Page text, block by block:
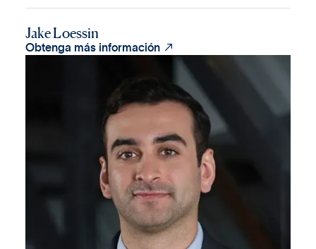
Jake Loessin
Obtenga más información 